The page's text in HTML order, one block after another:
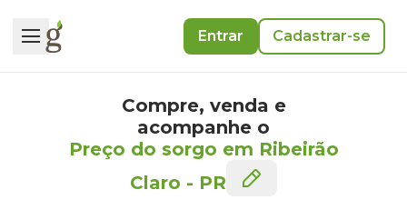
Entrar Cadastrar-se
Compre, venda e
acompanhe o
Preço do sorgo em Ribeirão
Claro - PR